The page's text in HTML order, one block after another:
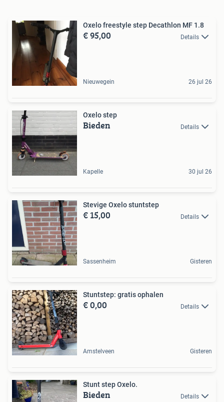
Oxelo freestyle step Decathlon MF 1.8
€ 95,00 Details
Nieuwegein 26 jul 26
Oxelo step
Bieden Details
Kapelle 30 jul 26
Stevige Oxelo stuntstep
€ 15,00 Details
Sassenheim Gisteren
Stuntstep: gratis ophalen
€ 0,00 Details
Amstelveen Gisteren
Stunt step Oxelo.
Bieden Details